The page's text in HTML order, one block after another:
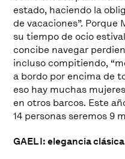
estado, haciendo la
de vacaciones”. Porque
su tiempo de ocio
concibe navegar
incluso compitiendo,
a bordo por encima de
eso hay muchas
en otros barcos. Este
14 personas seremos 9
GAEL I: elegancia